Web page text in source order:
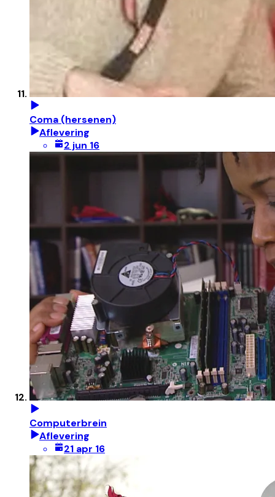
Coma (hersenen)
Aflevering
2 jun 16
Computerbrein
Aflevering
21 apr 16